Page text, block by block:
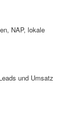
NAP, lokale
und Umsatz